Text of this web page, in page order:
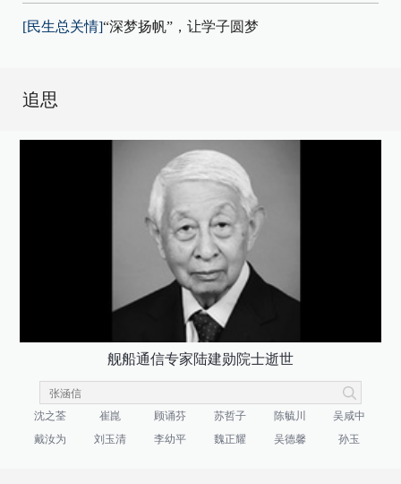
[民生总关情]“深梦扬帆”，让学子圆梦
追思
舰船通信专家陆建勋院士逝世
沈之荃 崔崑 顾诵芬 苏哲子 陈毓川
吴咸中
戴汝为
刘玉清 李幼平 魏正耀 吴德馨 孙玉